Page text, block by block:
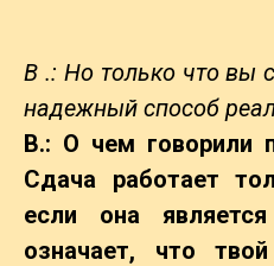
В .: Но только что вы
надежный способ
B.: О чем говорили
Сдача работает
если она
означает, что